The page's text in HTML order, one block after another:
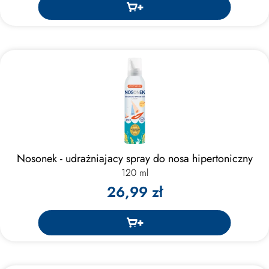
Nosonek - udrażniajacy spray do nosa hipertoniczny
120 ml
26,99 zł